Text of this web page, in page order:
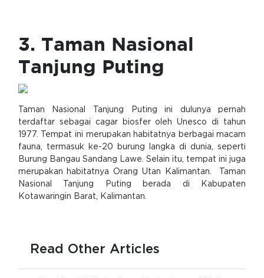
3. Taman Nasional
Tanjung Puting
Taman Nasional Tanjung Puting ini dulunya pernah
terdaftar sebagai cagar biosfer oleh Unesco di tahun
1977. Tempat ini merupakan habitatnya berbagai macam
fauna, termasuk ke-20 burung langka di dunia, seperti
Burung Bangau Sandang Lawe. Selain itu, tempat ini juga
merupakan habitatnya Orang Utan Kalimantan. Taman
Nasional Tanjung Puting berada di Kabupaten
Kotawaringin Barat, Kalimantan.
Read Other Articles